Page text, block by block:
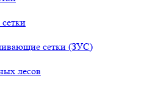
сетки (ЗУС)
лесов